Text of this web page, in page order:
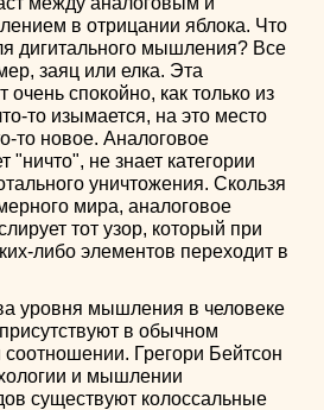
в отрицании яблока. Что
дигитального мышления? Все
заяц или елка. Эта
очень спокойно, как только из
то изымается, на это место
то новое. Аналоговое
не знает категории
уничтожения. Скользя
мира, аналоговое
тот узор, который при
либо элементов переходит в
уровня мышления в человеке
в обычном
соотношении. Грегори Бейтсон
и мышлении
существуют колоссальные